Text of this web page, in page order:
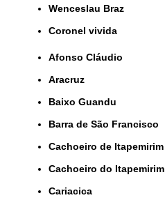
Wenceslau Braz
coronel vivida
Afonso Cláudio
Aracruz
Baixo Guandu
Barra de São Francisco
Cachoeiro de Itapemirim
Cachoeiro do Itapemirim
Cariacica